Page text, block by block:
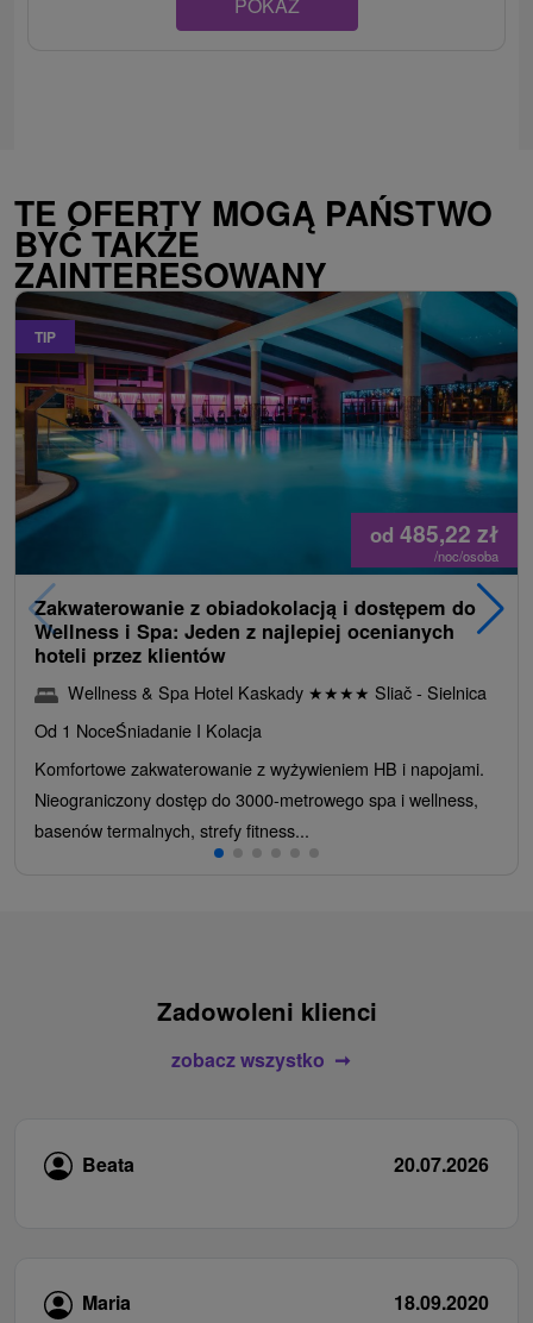
TE OFERTY MOGĄ PAŃSTWO
BYĆ TAKŻE
ZAINTERESOWANY
TIP
od 485,22 zł
/noc/osoba
Zakwaterowanie z obiadokolacją i dostępem do
Wellness i Spa: Jeden z najlepiej ocenianych
hoteli przez klientów
Wellness & Spa Hotel Kaskady ★★★★ Sliač - Sielnica
Od 1 NoceŚniadanie I Kolacja
Komfortowe zakwaterowanie z wyżywieniem HB i napojami.
Nieograniczony dostęp do 3000-metrowego spa i wellness,
basenów termalnych, strefy fitness...
Zadowoleni klienci
zobacz wszystko
Beata 20.07.2026
Maria
18.09.2020